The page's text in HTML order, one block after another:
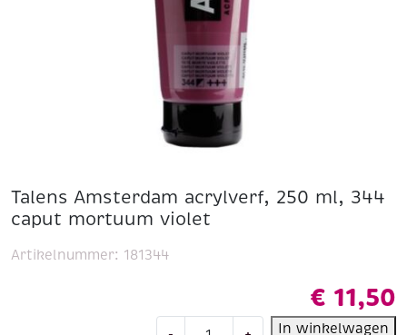
Talens Amsterdam acrylverf, 250 ml, 344
caput mortuum violet
€ 11,50
In winkelwagen
Artikelnummer: 181344